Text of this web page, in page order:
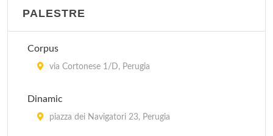
PALESTRE
Corpus
via Cortonese 1/D, Perugia
Dinamic
piazza dei Navigatori 23, Perugia